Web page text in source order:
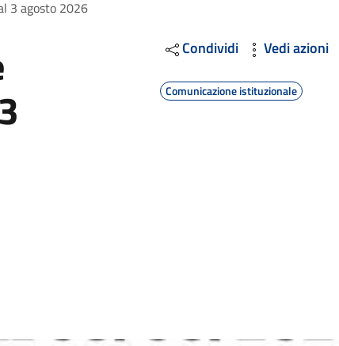
3 agosto 2026
Condividi Vedi azioni
Comunicazione istituzionale